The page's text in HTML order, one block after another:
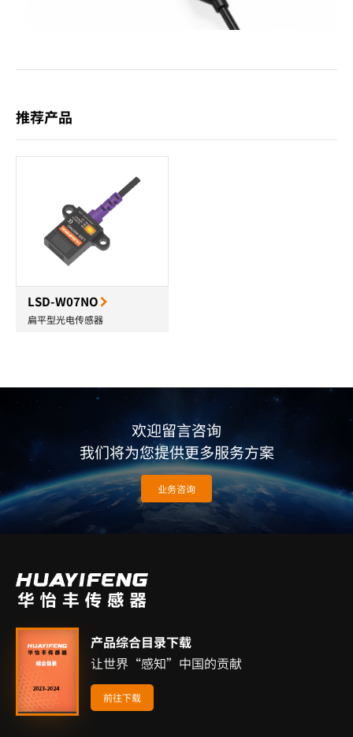
推荐产品
LSD-W07NO
扁平型光电传感器
欢迎留言咨询
我们将为您提供更多服务方案
业务咨询
产品综合目录下载
让世界“感知”中国的贡献
前往下载